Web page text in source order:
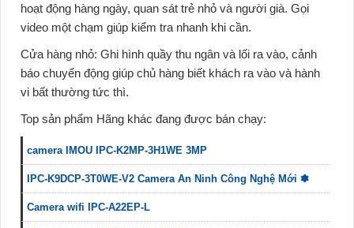
hoạt động hàng ngày, quan sát trẻ nhỏ và người già. Gọi
video một chạm giúp kiểm tra nhanh khi cần.
Cửa hàng nhỏ: Ghi hình quầy thu ngân và lối ra vào, cảnh
báo chuyển động giúp chủ hàng biết khách ra vào và hành
vi bất thường tức thì.
Top sản phẩm Hãng khác đang được bán chạy:
camera IMOU IPC-K2MP-3H1WE 3MP
IPC-K9DCP-3T0WE-V2 Camera An Ninh Công Nghệ Mới ✽
Camera wifi IPC-A22EP-L